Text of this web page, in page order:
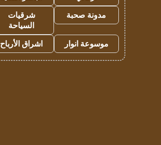
مدونة صحبة
شرقيات
السياحة
موسوعة انوار
اشراق الأرباح